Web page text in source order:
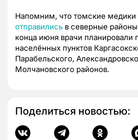
Напомним, что томские
отправились в северные
конца июня врачи планировали
населённых пунктов
Парабельского,
Молчановского районов.
Поделиться новостью: